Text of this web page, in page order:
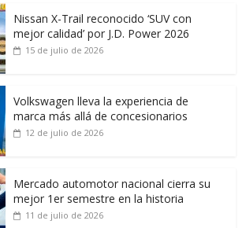
Nissan X-Trail reconocido ‘SUV con
mejor calidad’ por J.D. Power 2026
15 de julio de 2026
Volkswagen lleva la experiencia de
marca más allá de concesionarios
12 de julio de 2026
Mercado automotor nacional cierra su
mejor 1er semestre en la historia
11 de julio de 2026